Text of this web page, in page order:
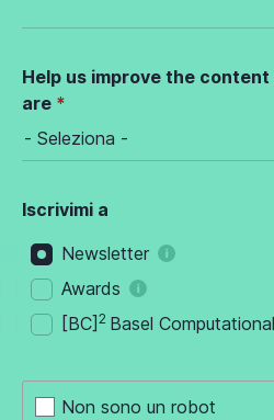
Help us improve the
are
Iscrivimi a
Newsletter
Awards
[BC] 2 Basel
Non sono un robot